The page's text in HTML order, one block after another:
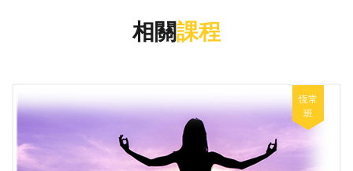
相關課程